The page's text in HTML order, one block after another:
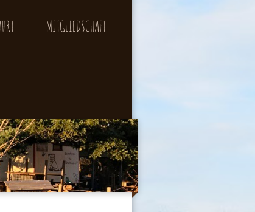
MITGLIEDSCHAFT